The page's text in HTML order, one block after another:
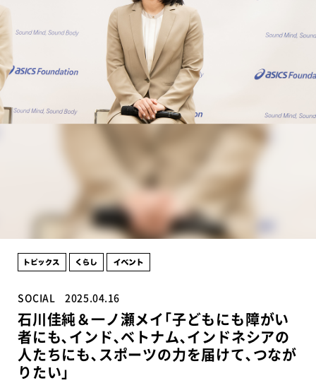
SOCIAL 2025.04.16
石川佳純＆一ノ瀬メイ｢子どもにも障がい
者にも､インド､ベトナム､インドネシアの
人たちにも､スポーツの力を届けて､つなが
りたい｣